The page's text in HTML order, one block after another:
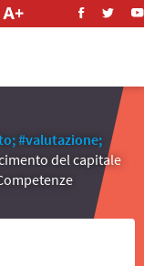
#valutazione;
del capitale